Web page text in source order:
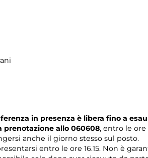
in presenza è libera fino a
prenotazione allo 060608, entro le
anche il giorno stesso sul posto.
entro le ore 16.15. Non è